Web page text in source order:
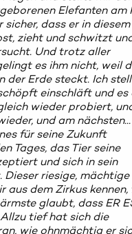
Elefanten am
sicher, dass er in diesem
zieht und schwitzt
Und trotz aller
es ihm nicht, weil
der Erde steckt. Ich
einschläft und es
wieder probiert,
und am
für seine Zukunft
Tages, das Tier seine
und sich in sein
Dieser riesige, mächtige
aus dem Zirkus
glaubt, dass ER
tief hat sich die
wie ohnmächtig er